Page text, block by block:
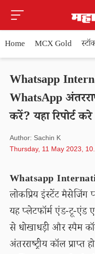
Home MCX Gold
Whatsapp
WhatsApp
करें? यहा रिपोर्ट करे
Author: Sachin K
Thursday, 11 May 2023,
Whatsapp
लोकप्रिय इंस्टेंट मैसेजिंग
यह प्लेटफॉर्म एंड-टू-एंड
से धोखाधड़ी और स्पैम
अंतरराष्ट्रीय कॉल